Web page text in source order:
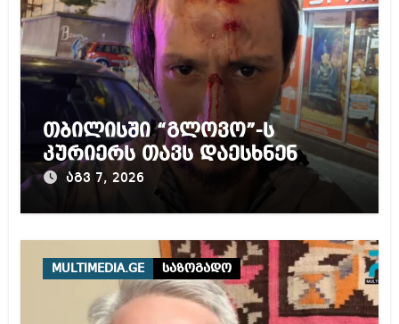
თბილისში “გლოვო”-ს
კურიერს თავს დაესხნენ
აგვ 7, 2026
MULTIMEDIA.GE საზოგადო